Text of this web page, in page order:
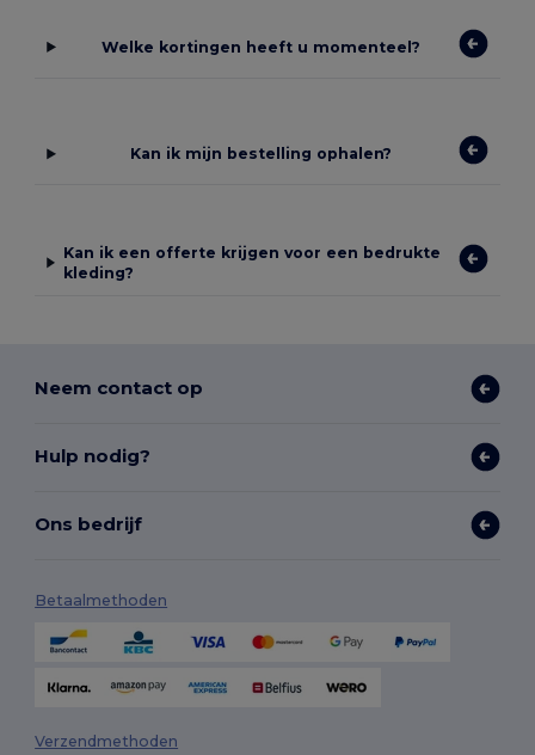
Welke kortingen heeft u momenteel?
Kan ik mijn bestelling ophalen?
Kan ik een offerte krijgen voor een bedrukte
kleding?
Neem contact op
Hulp nodig?
Ons bedrijf
Betaalmethoden
Verzendmethoden